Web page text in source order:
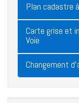
Plan cadastre
Carte grise et
Voie
Changement